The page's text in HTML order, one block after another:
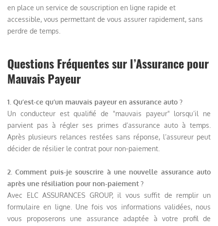
en place un service de souscription en ligne rapide et
accessible, vous permettant de vous assurer rapidement, sans
perdre de temps.
Questions Fréquentes sur l’Assurance pour
Mauvais Payeur
1. Qu’est-ce qu’un mauvais payeur en assurance auto ?
Un conducteur est qualifié de "mauvais payeur" lorsqu’il ne
parvient pas à régler ses primes d’assurance auto à temps.
Après plusieurs relances restées sans réponse, l’assureur peut
décider de résilier le contrat pour non-paiement.
2. Comment puis-je souscrire à une nouvelle assurance auto
après une résiliation pour non-paiement ?
Avec ELC ASSURANCES GROUP, il vous suffit de remplir un
formulaire en ligne. Une fois vos informations validées, nous
vous proposerons une assurance adaptée à votre profil de